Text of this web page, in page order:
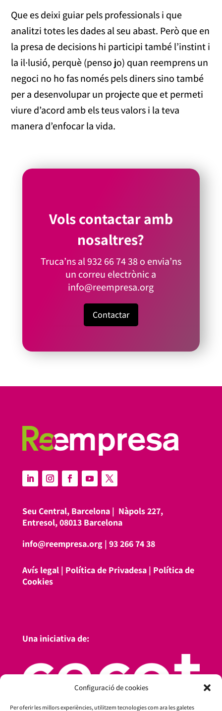
Configuració de cookies
Per oferir les millors experiències, utilitzem tecnologies com ara les galetes
Que es deixi guiar pels professionals i que
analitzi totes les dades al seu abast. Però que en
la presa de decisions hi participi també l’instint i
la il·lusió, perquè (penso jo) quan reemprens un
negoci no ho fas només pels diners sino també
per a desenvolupar un projecte que et permeti
viure d’acord amb els teus valors i la teva
manera d’enfocar la vida.
Vols contactar amb
nosaltres?
Truca’ns al932 66 74 38o envia’ns
un correu electrònic a
info@reempresa.org
Contactar
Seu Central, Barcelona | Nàpols 227,
Entresol, 08013 Barcelona
info@reempresa.org| 93 266 74 38
Avís legal| Política de Privadesa| Política de
Cookies
Una iniciativa de: